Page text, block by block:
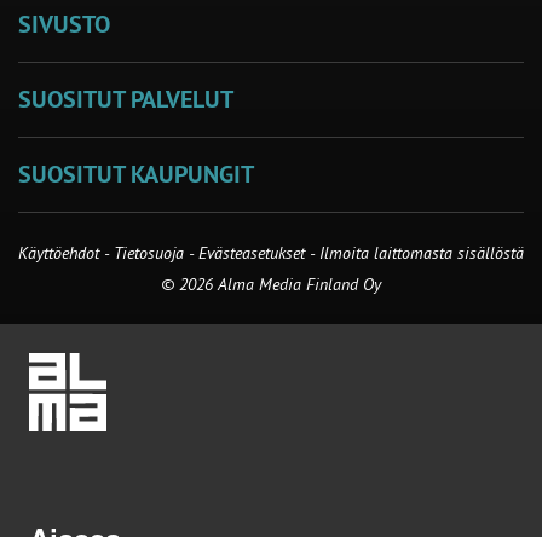
SIVUSTO
SUOSITUT PALVELUT
SUOSITUT KAUPUNGIT
Käyttöehdot - Tietosuoja -Evästeasetukset- Ilmoita laittomasta sisällöstä
© 2026 Alma Media Finland Oy